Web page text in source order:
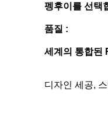
펭후이를 선택
품질 :
세계의 통합된
디자인 세공,